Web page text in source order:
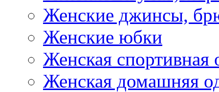
Женские джинсы,
Женские юбки
Женская спортивная
Женская домашняя